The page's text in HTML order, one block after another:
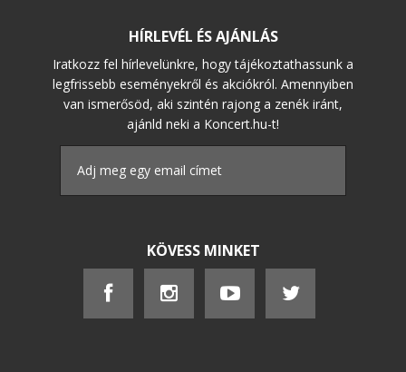
HÍRLEVÉL ÉS AJÁNLÁS
Iratkozz fel hírlevelünkre, hogy tájékoztathassunk a
legfrissebb eseményekről és akciókról. Amennyiben
van ismerősöd, aki szintén rajong a zenék iránt,
ajánld neki a Koncert.hu-t!
KÖVESS MINKET